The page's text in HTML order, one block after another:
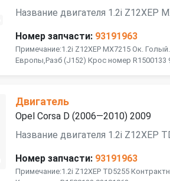
Название двигателя 1.2i Z12XEP
Номер запчасти: 93191963
Примечание:1.2i Z12XEP MX7215 Ок.
Европы,Разб (J152) Крос номер R1500133
Двигатель
Opel Corsa D (2006—2010) 2009
Название двигателя 1.2i Z12XEP
Номер запчасти: 93191963
Примечание:1.2i Z12XEP TD5255